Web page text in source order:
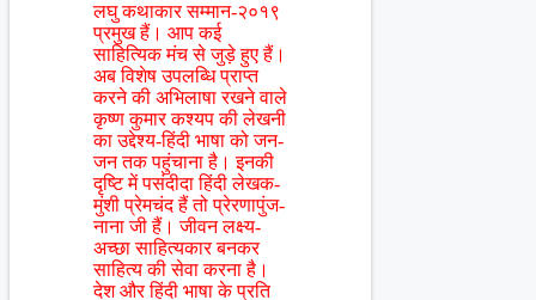
लघु कथाकार सम्मान-२०१९
प्रमुख हैं। आप कई
साहित्यिक मंच से जुड़े हुए हैं।
अब विशेष उपलब्धि प्राप्त
करने की अभिलाषा रखने वाले
कृष्ण कुमार कश्यप की लेखनी
का उद्देश्य-हिंदी भाषा को जन-
जन तक पहुंचाना है। इनकी
दृष्टि में पसंदीदा हिंदी लेखक-
मुंशी प्रेमचंद हैं तो प्रेरणापुंज-
नाना जी हैं। जीवन लक्ष्य-
अच्छा साहित्यकार बनकर
साहित्य की सेवा करना है।
देश और हिंदी भाषा के प्रति